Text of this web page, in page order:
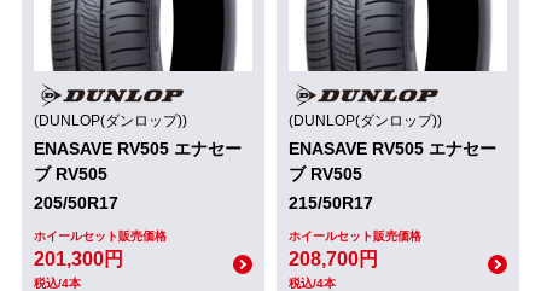
(DUNLOP(ダンロップ))
ENASAVE RV505 エナセー
ブ RV505
205/50R17
ホイールセット販売価格
201,300円
税込/4本
(DUNLOP(ダンロップ))
ENASAVE RV505 エナセー
ブ RV505
215/50R17
ホイールセット販売価格
208,700円
税込/4本